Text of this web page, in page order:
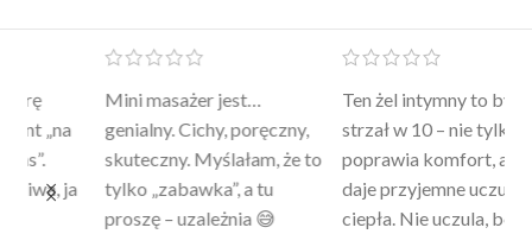
Mini masażer jest…
genialny. Cichy, poręczny,
skuteczny. Myślałam, że to
tylko „zabawka”, a tu
proszę – uzależnia 😅
Ten żel intymny to był
strzał w 10 – nie tylko
poprawia komfort, ale też
daje przyjemne uczucie
ciepła. Nie uczula, bez